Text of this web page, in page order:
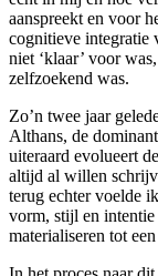
aanspreekt en voor
cognitieve integratie
niet ‘klaar’ voor
zelfzoekend was.
Zo’n twee jaar
Althans, de
uiteraard evolueert
altijd al willen
terug echter voelde
vorm, stijl en
materialiseren tot